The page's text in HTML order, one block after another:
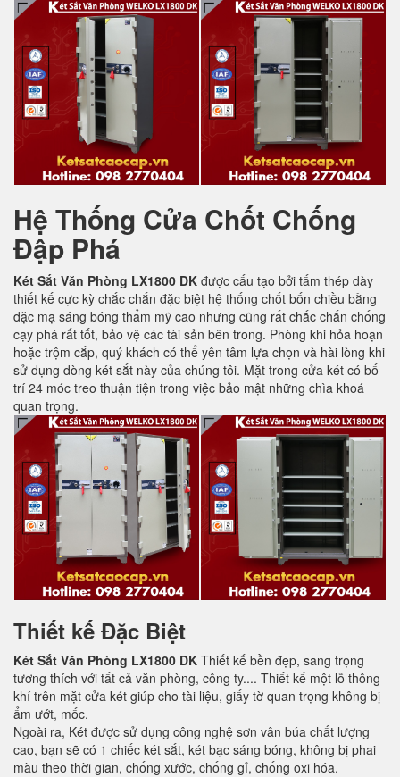
Hệ Thống Cửa Chốt Chống
Đập Phá
Két Sắt Văn Phòng LX1800 DK được cấu tạo bởi tấm thép dày
thiết kế cực kỳ chắc chắn đặc biệt hệ thống chốt bốn chiều bằng
đặc mạ sáng bóng thẩm mỹ cao nhưng cũng rất chắc chắn chống
cạy phá rất tốt, bảo vệ các tài sản bên trong. Phòng khi hỏa hoạn
hoặc trộm cắp, quý khách có thể yên tâm lựa chọn và hài lòng khi
sử dụng dòng két sắt này của chúng tôi. Mặt trong cửa két có bố
trí 24 móc treo thuận tiện trong việc bảo mật những chìa khoá
quan trọng.
Thiết kế Đặc Biệt
Két Sắt Văn Phòng LX1800 DK Thiết kế bền đẹp, sang trọng
tương thích với tất cả văn phòng, công ty.... Thiết kế một lỗ thông
khí trên mặt cửa két giúp cho tài liệu, giấy tờ quan trọng không bị
ẩm ướt, mốc.
Ngoài ra, Két được sử dụng công nghệ sơn vân búa chất lượng
cao, bạn sẽ có 1 chiếc két sắt, két bạc sáng bóng, không bị phai
màu theo thời gian, chống xước, chống gỉ, chống oxi hóa.